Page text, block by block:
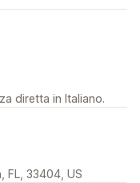
diretta in Italiano.
FL, 33404, US